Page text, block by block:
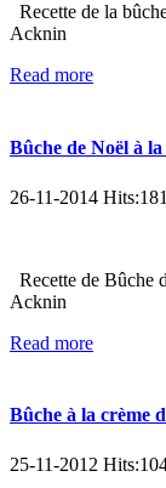
Recette de la
Acknin
Read more
Bûche de Noël à
26-11-2014
Recette de Bûche
Acknin
Read more
Bûche à la crème
25-11-2012